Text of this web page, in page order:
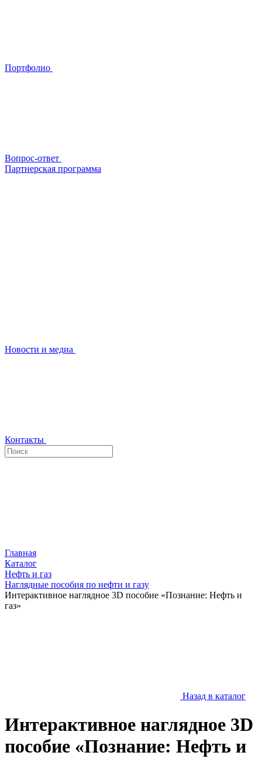
Портфолио
Вопрос-ответ
Партнерская программа
Новости и медиа
Контакты
Главная
Каталог
Нефть и газ
Наглядные пособия по нефти и газу
Интерактивное наглядное 3D пособие «Познание: Нефть и
газ»
Назад в каталог
Интерактивное наглядное 3D
пособие «Познание: Нефть и